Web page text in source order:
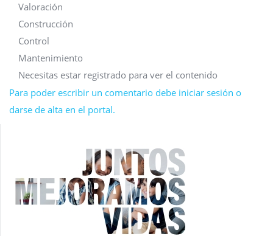
Valoración
Construcción
Control
Mantenimiento
Necesitas estar registrado para ver el contenido
Para poder escribir un comentario debe iniciar sesión o
darse de alta en el portal.